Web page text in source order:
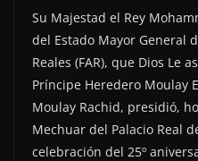
Su Majestad el Rey
del Estado Mayor General
Reales (FAR), que Dios Le
Príncipe Heredero Moulay
Moulay Rachid, presidió,
Mechuar del Palacio Real
celebración del 25º